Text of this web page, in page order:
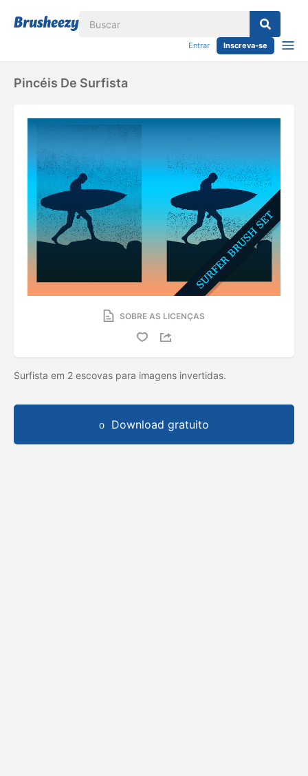
Entrar Inscreva-se
Pincéis De Surfista
SOBRE AS LICENÇAS
Surfista em 2 escovas para imagens invertidas.
Download gratuito